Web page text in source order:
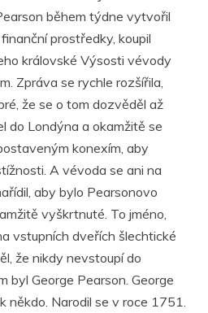
během týdne vytvořil
prostředky, koupil
královské Výsosti vévody
Zpráva se rychle rozšířila,
že se o tom dozvěděl až
do Londýna a okamžitě se
konexím, aby
A vévoda se ani na
aby bylo Pearsonovo
vyškrtnuté. To jméno,
vstupních dveřích šlechtické
že nikdy nevstoupí do
byl George Pearson. George
někdo. Narodil se v roce 1751.